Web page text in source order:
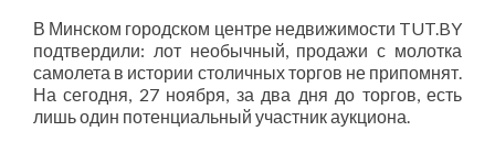
В Минском городском центре недвижимости TUT.BY
подтвердили: лот необычный, продажи с молотка
самолета в истории столичных торгов не припомнят.
На сегодня, 27 ноября, за два дня до торгов, есть
лишь один потенциальный участник аукциона.